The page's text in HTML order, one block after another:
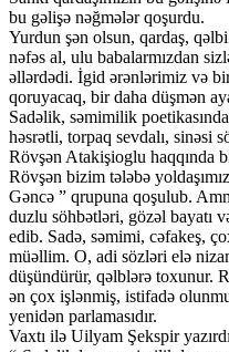
bu gəlişə nəğmələr qoşurdu.
Yurdun şən olsun, qardaş,
nəfəs al, ulu babalarmızdan
əllərdədi. İgid ərənlərimiz və bir
qoruyacaq, bir daha düşmən
Sadəlik, səmimilik
həsrətli, torpaq sevdalı, sinəsi
Rövşən Atakişioglu haqqında
Rövşən bizim tələbə
Gəncə ” qrupuna qoşulub.
duzlu söhbətləri, gözəl bayatı
edib. Sadə, səmimi, cəfakeş,
müəllim. O, adi sözləri elə
düşündürür, qəlblərə toxunur.
ən çox işlənmiş, istifadə
yenidən parlamasıdır.
Vaxtı ilə Uilyam Şekspir